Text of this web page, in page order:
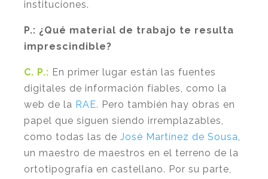
instituciones.
P.: ¿Qué material de trabajo te resulta
imprescindible?
C. P.: En primer lugar están las fuentes
digitales de información fiables, como la
web de la RAE. Pero también hay obras en
papel que siguen siendo irremplazables,
como todas las de José Martínez de Sousa,
un maestro de maestros en el terreno de la
ortotipografía en castellano. Por su parte,